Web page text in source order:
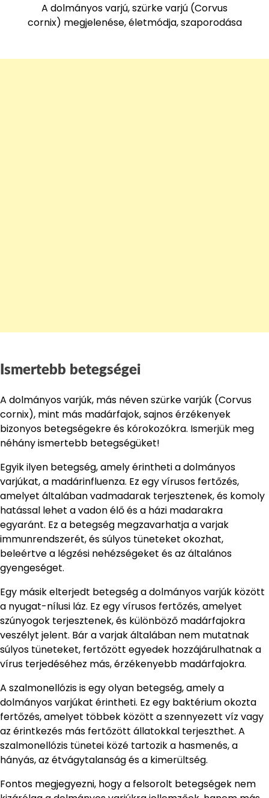
A dolmányos varjú, szürke varjú (Corvus
cornix) megjelenése, életmódja, szaporodása
Ismertebb betegségei
A dolmányos varjúk, más néven szürke varjúk (Corvus
cornix), mint más madárfajok, sajnos érzékenyek
bizonyos betegségekre és kórokozókra. Ismerjük meg
néhány ismertebb betegségüket!
Egyik ilyen betegség, amely érintheti a dolmányos
varjúkat, a madárinfluenza. Ez egy vírusos fertőzés,
amelyet általában vadmadarak terjesztenek, és komoly
hatással lehet a vadon élő és a házi madarakra
egyaránt. Ez a betegség megzavarhatja a varjak
immunrendszerét, és súlyos tüneteket okozhat,
beleértve a légzési nehézségeket és az általános
gyengeséget.
Egy másik elterjedt betegség a dolmányos varjúk között
a nyugat-nílusi láz. Ez egy vírusos fertőzés, amelyet
szúnyogok terjesztenek, és különböző madárfajokra
veszélyt jelent. Bár a varjak általában nem mutatnak
súlyos tüneteket, fertőzött egyedek hozzájárulhatnak a
vírus terjedéséhez más, érzékenyebb madárfajokra.
A szalmonellózis is egy olyan betegség, amely a
dolmányos varjúkat érintheti. Ez egy baktérium okozta
fertőzés, amelyet többek között a szennyezett víz vagy
az érintkezés más fertőzött állatokkal terjeszthet. A
szalmonellózis tünetei közé tartozik a hasmenés, a
hányás, az étvágytalanság és a kimerültség.
Fontos megjegyezni, hogy a felsorolt betegségek nem